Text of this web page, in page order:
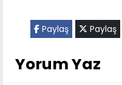
Paylaş Paylaş
Yorum Yaz